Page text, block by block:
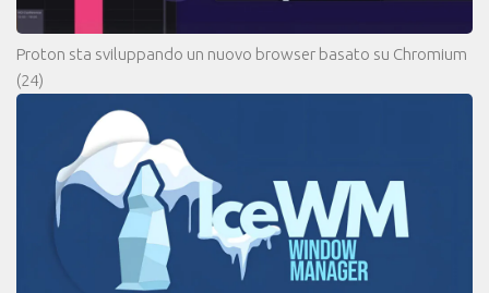
Proton sta sviluppando un nuovo browser basato su Chromium
(24)